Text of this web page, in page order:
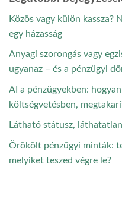
Közös vagy külön kassza?
egy házasság
Anyagi szorongás vagy
ugyanaz – és a pénzügyi
AI a pénzügyekben:
költségvetésben,
Látható státusz,
Örökölt pénzügyi minták:
melyiket teszed végre le?